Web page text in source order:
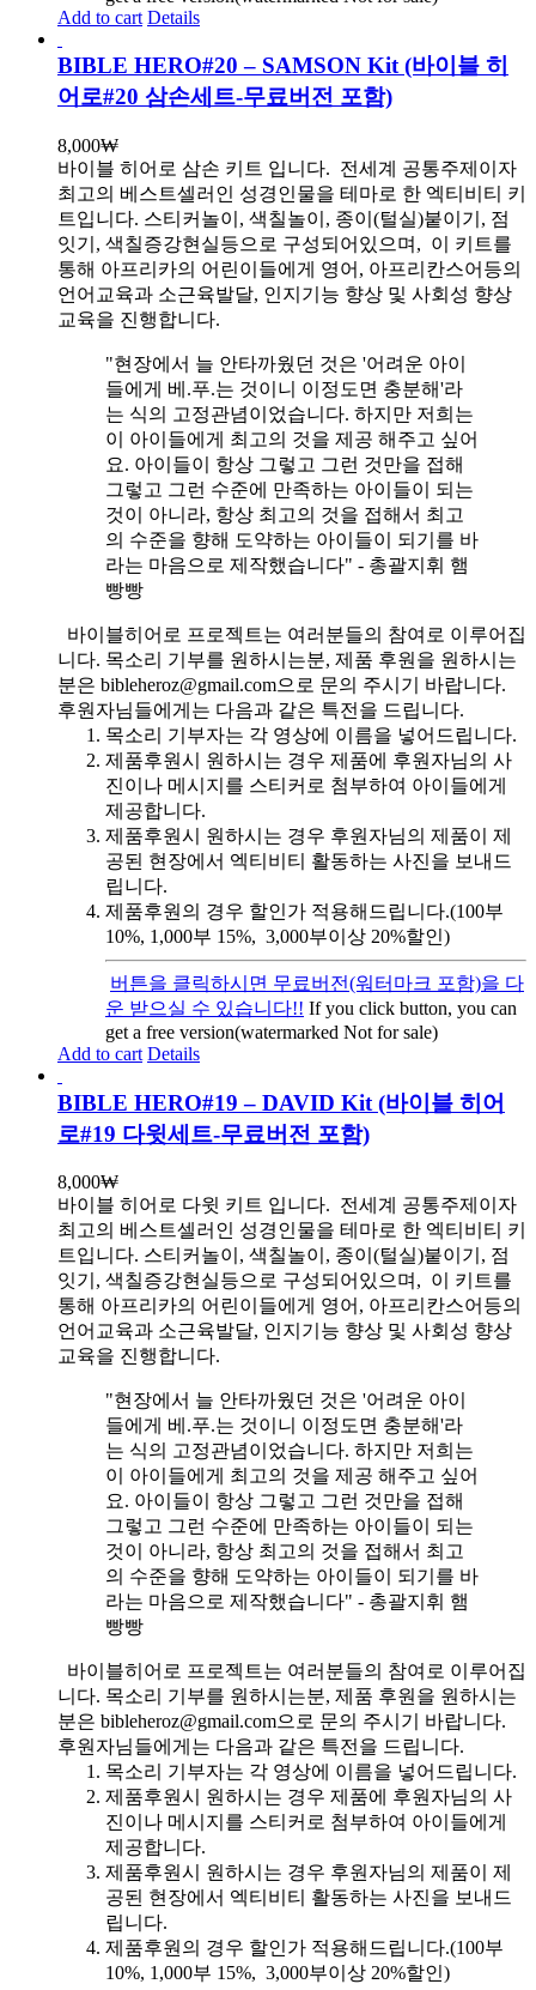
Add to cart Details
BIBLE HERO#20 – SAMSON Kit (바이블 히
어로#20 삼손세트-무료버전 포함)
8,000₩
바이블 히어로 삼손 키트 입니다. 전세계 공통주제이자
최고의 베스트셀러인 성경인물을 테마로 한 엑티비티 키
트입니다. 스티커놀이, 색칠놀이, 종이(털실)붙이기, 점
잇기, 색칠증강현실등으로 구성되어있으며, 이 키트를
통해 아프리카의 어린이들에게 영어, 아프리칸스어등의
언어교육과 소근육발달, 인지기능 향상 및 사회성 향상
교육을 진행합니다.
"현장에서 늘 안타까웠던 것은 '어려운 아이
들에게 베.푸.는 것이니 이정도면 충분해'라
는 식의 고정관념이었습니다. 하지만 저희는
이 아이들에게 최고의 것을 제공 해주고 싶어
요. 아이들이 항상 그렇고 그런 것만을 접해
그렇고 그런 수준에 만족하는 아이들이 되는
것이 아니라, 항상 최고의 것을 접해서 최고
의 수준을 향해 도약하는 아이들이 되기를 바
라는 마음으로 제작했습니다" - 총괄지휘 햄
빵빵
바이블히어로 프로젝트는 여러분들의 참여로 이루어집
니다. 목소리 기부를 원하시는분, 제품 후원을 원하시는
분은 bibleheroz@gmail.com으로 문의 주시기 바랍니다.
후원자님들에게는 다음과 같은 특전을 드립니다.
목소리 기부자는 각 영상에 이름을 넣어드립니다.
제품후원시 원하시는 경우 제품에 후원자님의 사
진이나 메시지를 스티커로 첨부하여 아이들에게
제공합니다.
제품후원시 원하시는 경우 후원자님의 제품이 제
공된 현장에서 엑티비티 활동하는 사진을 보내드
립니다.
제품후원의 경우 할인가 적용해드립니다.(100부
10%, 1,000부 15%, 3,000부이상 20%할인)
버튼을 클릭하시면 무료버전(워터마크 포함)을 다
운 받으실 수 있습니다!! If you click button, you can
get a free version(watermarked Not for sale)
Add to cart Details
BIBLE HERO#19 – DAVID Kit (바이블 히어
로#19 다윗세트-무료버전 포함)
8,000₩
바이블 히어로 다윗 키트 입니다. 전세계 공통주제이자
최고의 베스트셀러인 성경인물을 테마로 한 엑티비티 키
트입니다. 스티커놀이, 색칠놀이, 종이(털실)붙이기, 점
잇기, 색칠증강현실등으로 구성되어있으며, 이 키트를
통해 아프리카의 어린이들에게 영어, 아프리칸스어등의
언어교육과 소근육발달, 인지기능 향상 및 사회성 향상
교육을 진행합니다.
"현장에서 늘 안타까웠던 것은 '어려운 아이
들에게 베.푸.는 것이니 이정도면 충분해'라
는 식의 고정관념이었습니다. 하지만 저희는
이 아이들에게 최고의 것을 제공 해주고 싶어
요. 아이들이 항상 그렇고 그런 것만을 접해
그렇고 그런 수준에 만족하는 아이들이 되는
것이 아니라, 항상 최고의 것을 접해서 최고
의 수준을 향해 도약하는 아이들이 되기를 바
라는 마음으로 제작했습니다" - 총괄지휘 햄
빵빵
바이블히어로 프로젝트는 여러분들의 참여로 이루어집
니다. 목소리 기부를 원하시는분, 제품 후원을 원하시는
분은 bibleheroz@gmail.com으로 문의 주시기 바랍니다.
후원자님들에게는 다음과 같은 특전을 드립니다.
목소리 기부자는 각 영상에 이름을 넣어드립니다.
제품후원시 원하시는 경우 제품에 후원자님의 사
진이나 메시지를 스티커로 첨부하여 아이들에게
제공합니다.
제품후원시 원하시는 경우 후원자님의 제품이 제
공된 현장에서 엑티비티 활동하는 사진을 보내드
립니다.
제품후원의 경우 할인가 적용해드립니다.(100부
10%, 1,000부 15%, 3,000부이상 20%할인)